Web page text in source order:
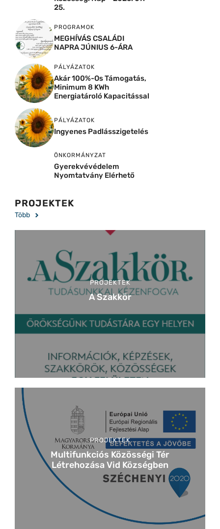
25.
PROGRAMOK
MEGHÍVÁS CSALÁDI
NAPRA JÚNIUS 6-ÁRA
PÁLYÁZATOK
Akár 100%-Os Támogatás,
Minimum 8 KWh
Energiatároló Kapacitással
PÁLYÁZATOK
Ingyenes Padlásszigetelés
ÖNKORMÁNYZAT
Gyerekvévédelem
Nyomtatvány Elérhető
PROJEKTEK
Több
PROJEKTEK
A Szakkör
PROJEKTEK
Multifunkciós Közösségi Tér
Létrehozása Vid Községben